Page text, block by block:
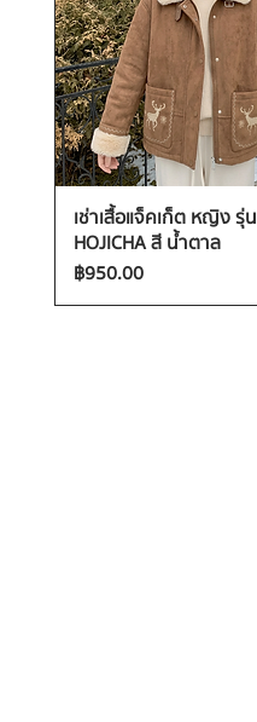
เช่าเสื้อแจ็คเก็ต หญิง รุ่น
HOJICHA สี น้ำตาล
ราคา
฿950.00